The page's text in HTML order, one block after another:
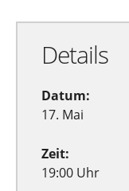
Details
Datum:
17. Mai
Zeit:
19:00 Uhr